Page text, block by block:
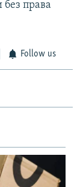
без права
Follow us